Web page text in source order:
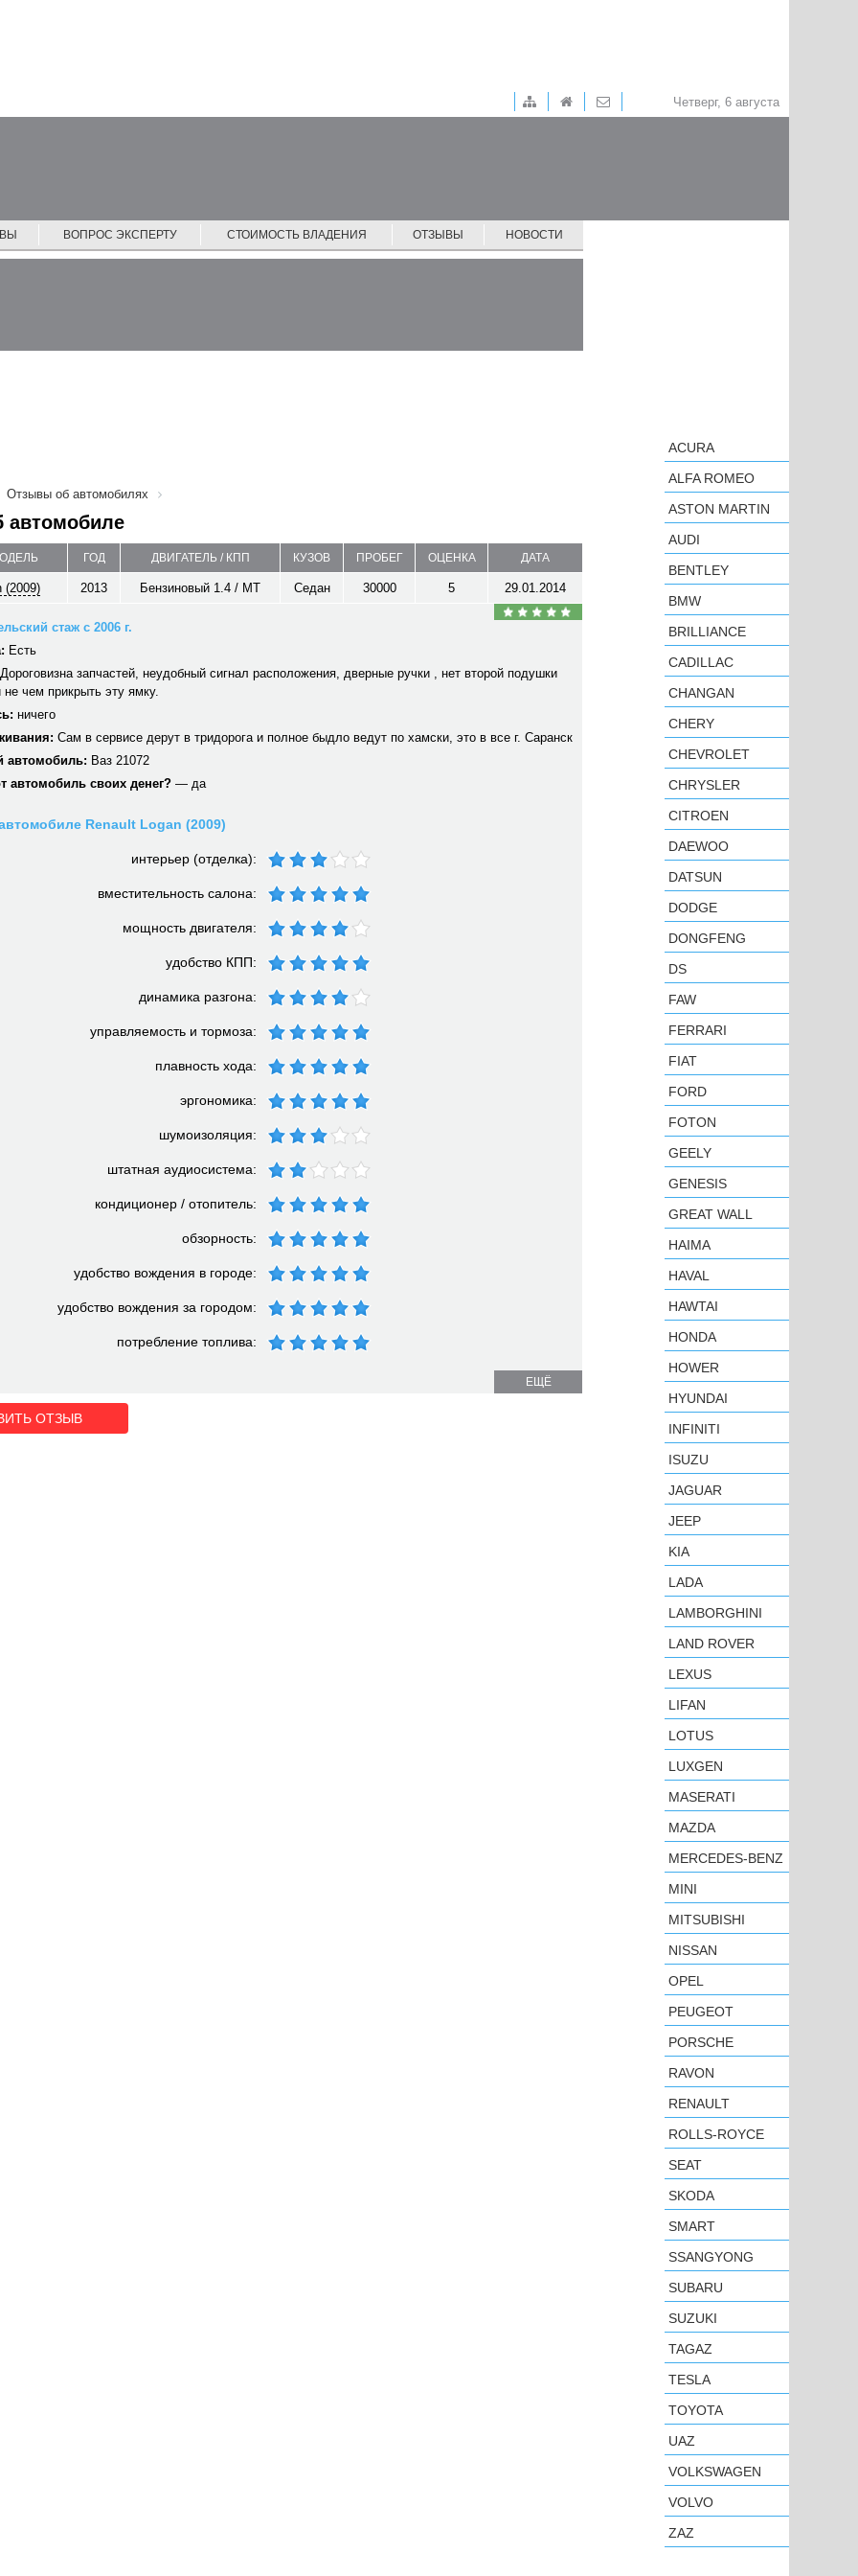
Четверг, 6 августа
ВОПРОС ЭКСПЕРТУ СТОИМОСТЬ ВЛАДЕНИЯ ОТЗЫВЫ НОВОСТИ
Отзывы об автомобилях
автомобиле
ГОД ДВИГАТЕЛЬ / КПП КУЗОВ ПРОБЕГ ОЦЕНКА ДАТА
(2009) 2013 Бензиновый 1.4 / MT Седан 30000 5 29.01.2014
стаж с 2006 г.
Есть
запчастей, неудобный сигнал расположения, дверные ручки , нет второй подушки
не чем прикрыть эту ямку.
ничего
Сам в сервисе дерут в тридорога и полное быдло ведут по хамски, это в все г. Саранск
автомобиль: Ваз 21072
автомобиль своих денег? — да
Renault Logan (2009)
интерьер (отделка):
вместительность салона:
мощность двигателя:
удобство КПП:
динамика разгона:
управляемость и тормоза:
плавность хода:
эргономика:
шумоизоляция:
штатная аудиосистема:
кондиционер / отопитель:
обзорность:
удобство вождения в городе:
удобство вождения за городом:
потребление топлива:
ЕЩЁ
ОТЗЫВ
ACURA
ALFA ROMEO
ASTON MARTIN
AUDI
BENTLEY
BMW
BRILLIANCE
CADILLAC
CHANGAN
CHERY
CHEVROLET
CHRYSLER
CITROEN
DAEWOO
DATSUN
DODGE
DONGFENG
DS
FAW
FERRARI
FIAT
FORD
FOTON
GEELY
GENESIS
GREAT WALL
HAIMA
HAVAL
HAWTAI
HONDA
HOWER
HYUNDAI
INFINITI
ISUZU
JAGUAR
JEEP
KIA
LADA
LAMBORGHINI
LAND ROVER
LEXUS
LIFAN
LOTUS
LUXGEN
MASERATI
MAZDA
MERCEDES-BENZ
MINI
MITSUBISHI
NISSAN
OPEL
PEUGEOT
PORSCHE
RAVON
RENAULT
ROLLS-ROYCE
SEAT
SKODA
SMART
SSANGYONG
SUBARU
SUZUKI
TAGAZ
TESLA
TOYOTA
UAZ
VOLKSWAGEN
VOLVO
ZAZ